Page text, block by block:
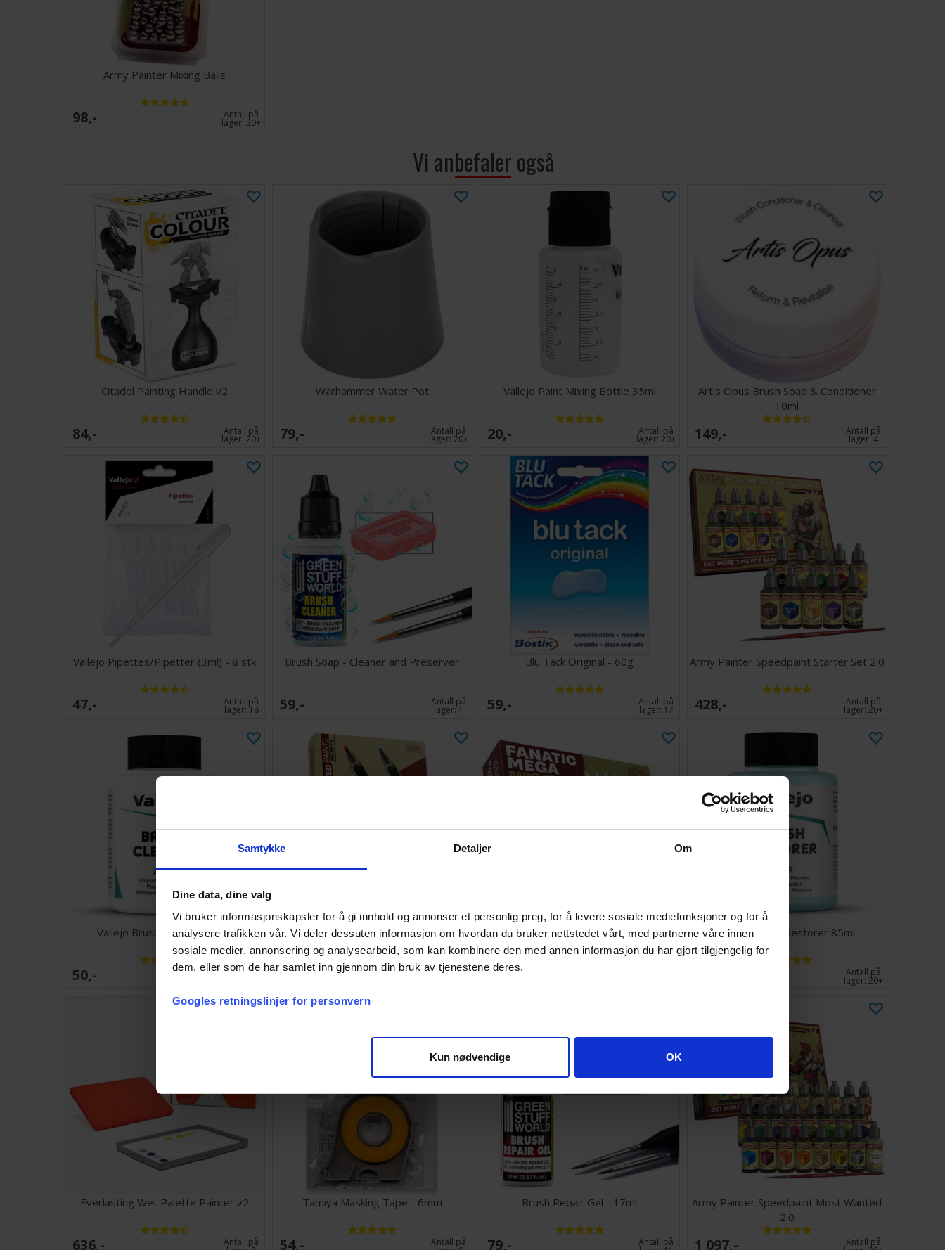
Samtykke Detaljer Om
Dine data, dine valg
Vi bruker informasjonskapsler for å gi innhold og annonser et personlig preg, for å levere sosiale mediefunksjoner og for å
analysere trafikken vår. Vi deler dessuten informasjon om hvordan du bruker nettstedet vårt, med partnerne våre innen
sosiale medier, annonsering og analysearbeid, som kan kombinere den med annen informasjon du har gjort tilgjengelig for
dem, eller som de har samlet inn gjennom din bruk av tjenestene deres.
Googles retningslinjer for personvern
Kun nødvendige OK
Oppgrader arbeidsflyten din med GSW Paint Shaker Machine - for feilfri
Army Painter Mixing Balls
98,- Antall på
lager:20+
Vi anbefaler også
Citadel Painting Handle v2
84,- Antall på
lager:20+
Warhammer Water Pot
79,- Antall på
lager:20+
Vallejo Paint Mixing Bottle 35ml
20,- Antall på
lager:20+
Artis Opus Brush Soap & Conditioner
10ml
149,- Antall på
lager:4
Vallejo Pipettes/Pipetter (3ml) - 8 stk
47,- Antall på
lager: 18
Brush Soap - Cleaner and Preserver
59,- Antall på
lager:1
Blu Tack Original - 60g
59,- Antall på
lager: 17
Army Painter Speedpaint Starter Set 2.0
428,- Antall på
lager:20+
Vallejo Brush Cleaner - 85ml
50,- Antall på
Speedpaint Marker Starter Set
532,- Antall på
Warpaints Fanatic Mega Paint Set
1 858,-
Vallejo Brush Restorer 85ml
Antall på
lager:20+
Everlasting Wet Palette Painter v2
636,- Antall på
Tamiya Masking Tape - 6mm
54,- Antall på
Brush Repair Gel - 17ml
79,- Antall på
Army Painter Speedpaint Most Wanted
2.0
1 097,- Antall på